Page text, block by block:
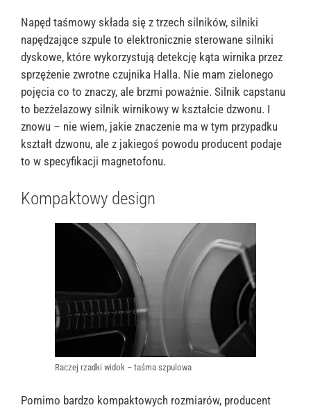
Napęd taśmowy składa się z trzech silników, silniki
napędzające szpule to elektronicznie sterowane silniki
dyskowe, które wykorzystują detekcję kąta wirnika przez
sprzężenie zwrotne czujnika Halla. Nie mam zielonego
pojęcia co to znaczy, ale brzmi poważnie. Silnik capstanu
to bezżelazowy silnik wirnikowy w kształcie dzwonu. I
znowu – nie wiem, jakie znaczenie ma w tym przypadku
kształt dzwonu, ale z jakiegoś powodu producent podaje
to w specyfikacji magnetofonu.
Kompaktowy design
Raczej rzadki widok – taśma szpulowa
Pomimo bardzo kompaktowych rozmiarów, producent